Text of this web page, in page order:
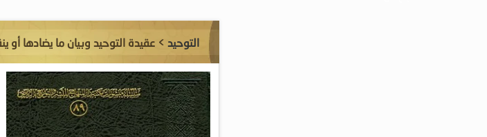
التوحيد > عقيدة التوحيد وبيان ما يضادها أو